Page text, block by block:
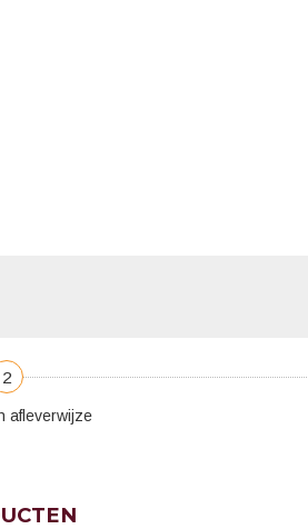
2
afleverwijze